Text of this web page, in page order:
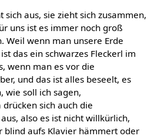
aus, sie zieht sich zusammen,
uns ist es immer noch groß
Weil wenn man unsere Erde
das ein schwarzes Fleckerl im
wenn man es vor die
und das ist alles beseelt, es
wie soll ich sagen,
sich auch die
also es ist nicht willkürlich,
blind aufs Klavier hämmert oder